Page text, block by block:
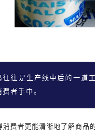
往往是生产线中后的一道
费者手中。
消费者更能清晰地了解商品